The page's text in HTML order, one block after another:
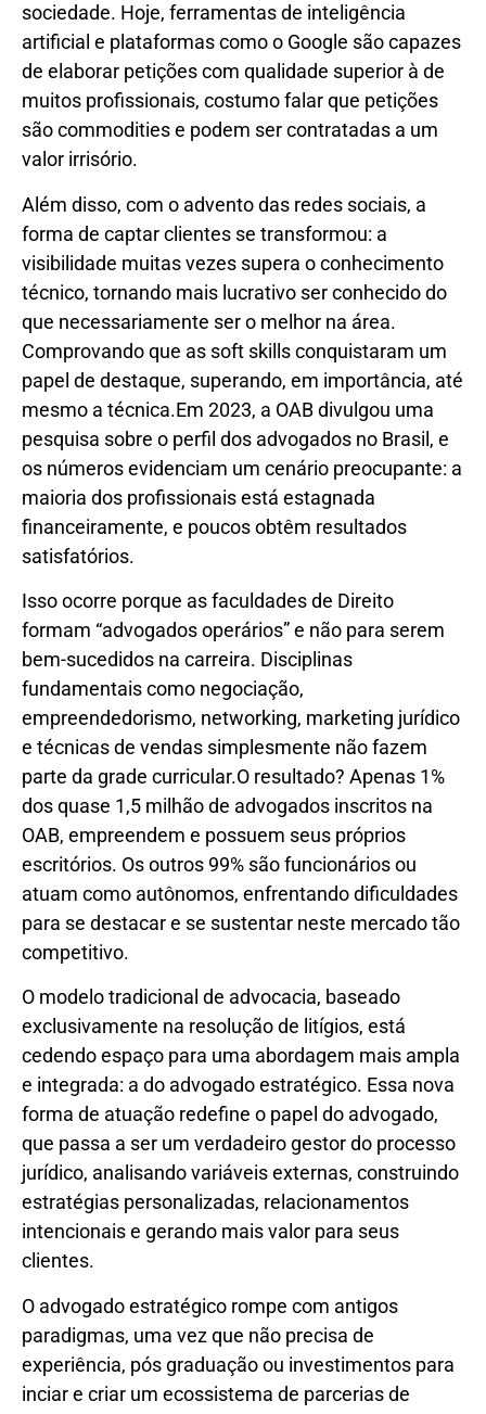
sociedade. Hoje, ferramentas de inteligência
artificial e plataformas como o Google são capazes
de elaborar petições com qualidade superior à de
muitos profissionais, costumo falar que petições
são commodities e podem ser contratadas a um
valor irrisório.
Além disso, com o advento das redes sociais, a
forma de captar clientes se transformou: a
visibilidade muitas vezes supera o conhecimento
técnico, tornando mais lucrativo ser conhecido do
que necessariamente ser o melhor na área.
Comprovando que as soft skills conquistaram um
papel de destaque, superando, em importância, até
mesmo a técnica.Em 2023, a OAB divulgou uma
pesquisa sobre o perfil dos advogados no Brasil, e
os números evidenciam um cenário preocupante: a
maioria dos profissionais está estagnada
financeiramente, e poucos obtêm resultados
satisfatórios.
Isso ocorre porque as faculdades de Direito
formam “advogados operários” e não para serem
bem-sucedidos na carreira. Disciplinas
fundamentais como negociação,
empreendedorismo, networking, marketing jurídico
e técnicas de vendas simplesmente não fazem
parte da grade curricular.O resultado? Apenas 1%
dos quase 1,5 milhão de advogados inscritos na
OAB, empreendem e possuem seus próprios
escritórios. Os outros 99% são funcionários ou
atuam como autônomos, enfrentando dificuldades
para se destacar e se sustentar neste mercado tão
competitivo.
O modelo tradicional de advocacia, baseado
exclusivamente na resolução de litígios, está
cedendo espaço para uma abordagem mais ampla
e integrada: a do advogado estratégico. Essa nova
forma de atuação redefine o papel do advogado,
que passa a ser um verdadeiro gestor do processo
jurídico, analisando variáveis externas, construindo
estratégias personalizadas, relacionamentos
intencionais e gerando mais valor para seus
clientes.
O advogado estratégico rompe com antigos
paradigmas, uma vez que não precisa de
experiência, pós graduação ou investimentos para
inciar e criar um ecossistema de parcerias de